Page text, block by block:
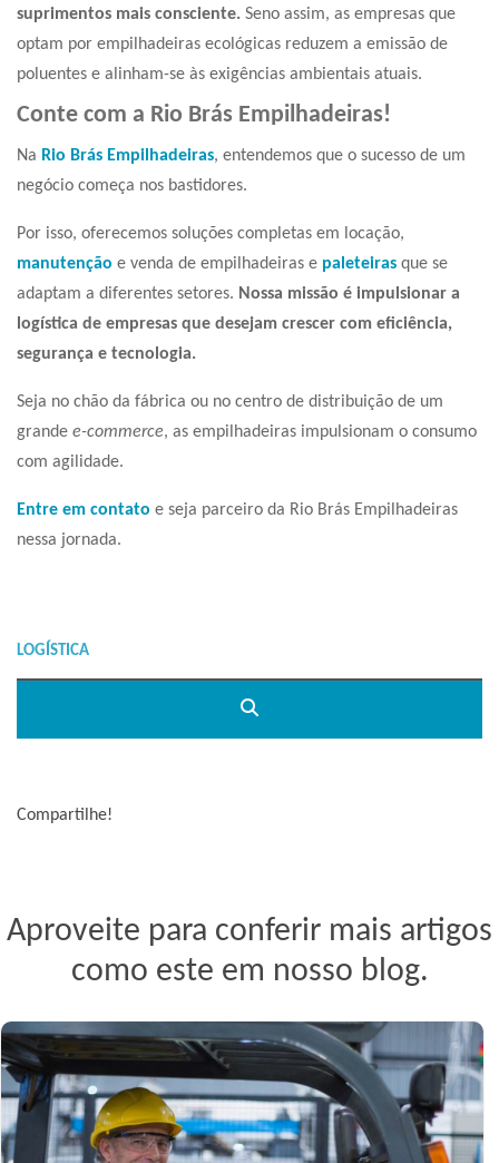
suprimentos mais consciente. Seno assim, as empresas que
optam por empilhadeiras ecológicas reduzem a emissão de
poluentes e alinham-se às exigências ambientais atuais.
Conte com a Rio Brás Empilhadeiras!
Na Rio Brás Empilhadeiras, entendemos que o sucesso de um
negócio começa nos bastidores.
Por isso, oferecemos soluções completas em locação,
manutenção e venda de empilhadeiras e paleteiras que se
adaptam a diferentes setores. Nossa missão é impulsionar a
logística de empresas que desejam crescer com eficiência,
segurança e tecnologia.
Seja no chão da fábrica ou no centro de distribuição de um
grande e-commerce, as empilhadeiras impulsionam o consumo
com agilidade.
Entre em contato e seja parceiro da Rio Brás Empilhadeiras
nessa jornada.
Compartilhe!
Aproveite para conferir mais artigos
como este em nosso blog.